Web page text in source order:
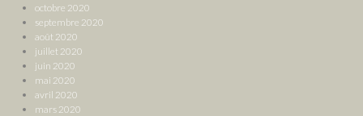
octobre 2020
septembre 2020
août 2020
juillet 2020
juin 2020
mai 2020
avril 2020
mars 2020